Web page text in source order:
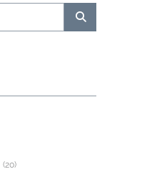
(20)